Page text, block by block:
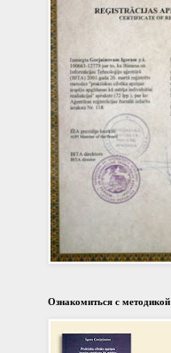
Ознакомиться с методикой